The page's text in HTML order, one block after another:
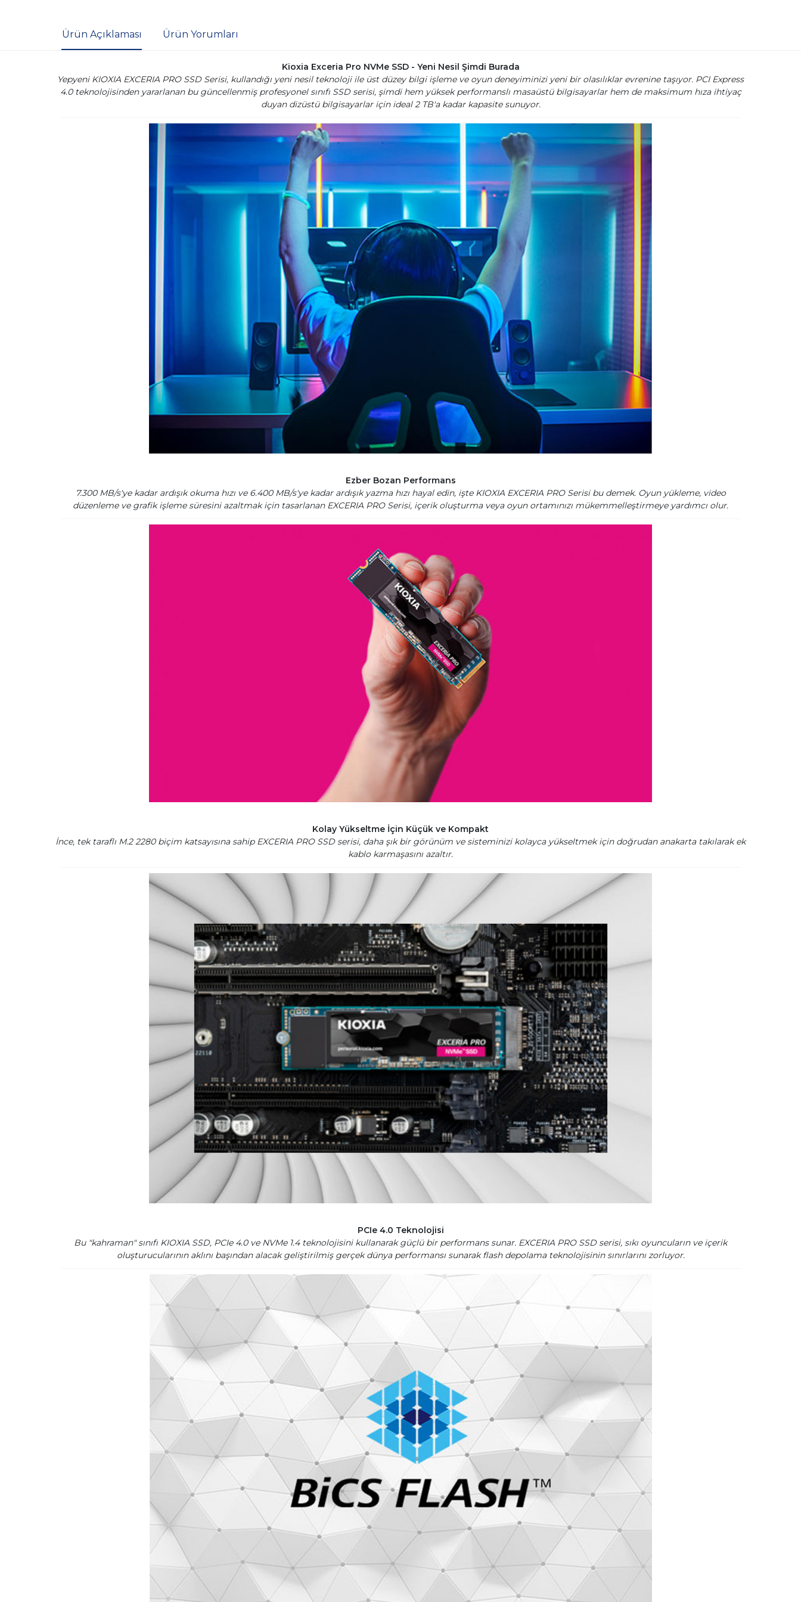
Ürün Açıklaması Ürün Yorumları
Kioxia Exceria Pro NVMe SSD - Yeni Nesil Şimdi Burada
Yepyeni KIOXIA EXCERIA PRO SSD Serisi, kullandığı yeni nesil teknoloji ile üst düzey bilgi işleme ve oyun deneyiminizi yeni bir olasılıklar evrenine taşıyor. PCI Express
4.0 teknolojisinden yararlanan bu güncellenmiş profesyonel sınıfı SSD serisi, şimdi hem yüksek performanslı masaüstü bilgisayarlar hem de maksimum hıza ihtiyaç
duyan dizüstü bilgisayarlar için ideal 2 TB'a kadar kapasite sunuyor.
Ezber Bozan Performans
7.300 MB/s'ye kadar ardışık okuma hızı ve 6.400 MB/s'ye kadar ardışık yazma hızı hayal edin, işte KIOXIA EXCERIA PRO Serisi bu demek. Oyun yükleme, video
düzenleme ve grafik işleme süresini azaltmak için tasarlanan EXCERIA PRO Serisi, içerik oluşturma veya oyun ortamınızı mükemmelleştirmeye yardımcı olur.
Kolay Yükseltme İçin Küçük ve Kompakt
İnce, tek taraflı M.2 2280 biçim katsayısına sahip EXCERIA PRO SSD serisi, daha şık bir görünüm ve sisteminizi kolayca yükseltmek için doğrudan anakarta takılarak ek
kablo karmaşasını azaltır.
PCIe 4.0 Teknolojisi
Bu "kahraman" sınıfı KIOXIA SSD, PCIe 4.0 ve NVMe 1.4 teknolojisini kullanarak güçlü bir performans sunar. EXCERIA PRO SSD serisi, sıkı oyuncuların ve içerik
oluşturucularının aklını başından alacak geliştirilmiş gerçek dünya performansı sunarak flash depolama teknolojisinin sınırlarını zorluyor.